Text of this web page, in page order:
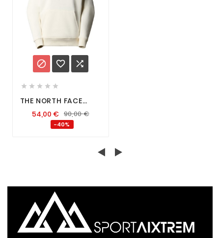
  
    
THE NORTH FACE
HOOD FEMME WHITE
54,00 € 90,00€
-40%